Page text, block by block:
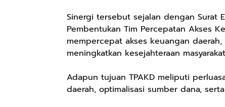
Sinergi tersebut sejalan dengan Surat
Pembentukan Tim Percepatan Akses
mempercepat akses keuangan
meningkatkan kesejahteraan
Adapun tujuan TPAKD meliputi
daerah, optimalisasi sumber dana,